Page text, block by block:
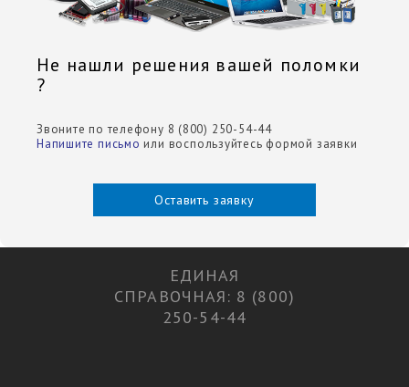
Не нашли решения вашей поломки
?
Звоните по телефону 8 (800) 250-54-44
Напишите письмо или воспользуйтесь формой заявки
Оставить заявку
ЕДИНАЯ
СПРАВОЧНАЯ: 8 (800)
250-54-44